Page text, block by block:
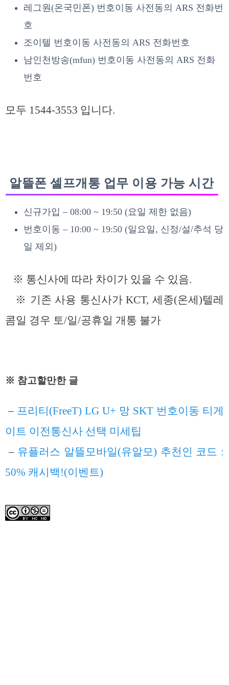
레그원(온국민폰) 번호이동 사전동의 ARS 전화번
호
조이텔 번호이동 사전동의 ARS 전화번호
남인천방송(mfun) 번호이동 사전동의 ARS 전화
번호
모두 1544-3553 입니다.
알뜰폰 셀프개통 업무 이용 가능 시간
신규가입 – 08:00 ~ 19:50 (요일 제한 없음)
번호이동 – 10:00 ~ 19:50 (일요일, 신정/설/추석 당
일 제외)
※ 통신사에 따라 차이가 있을 수 있음.
※ 기존 사용 통신사가 KCT, 세종(온세)텔레
콤일 경우 토/일/공휴일 개통 불가
※ 참고할만한 글
– 프리티(FreeT) LG U+ 망 SKT 번호이동 티게
이트 이전통신사 선택 미세팁
– 유플러스 알뜰모바일(유알모) 추천인 코드 :
50% 캐시백!(이벤트)